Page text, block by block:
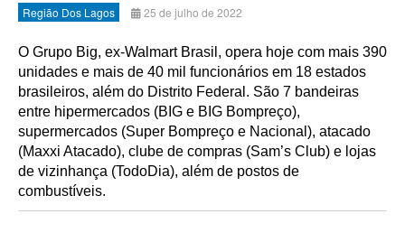
Região Dos Lagos 25 de julho de 2022
O Grupo Big, ex-Walmart Brasil, opera hoje com mais 390
unidades e mais de 40 mil funcionários em 18 estados
brasileiros, além do Distrito Federal. São 7 bandeiras
entre hipermercados (BIG e BIG Bompreço),
supermercados (Super Bompreço e Nacional), atacado
(Maxxi Atacado), clube de compras (Sam’s Club) e lojas
de vizinhança (TodoDia), além de postos de
combustíveis.